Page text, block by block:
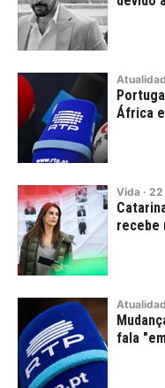
África
Vida · 22
recebe
fala